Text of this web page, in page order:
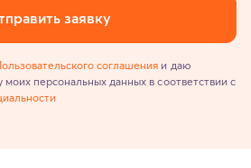
заявку
соглашения и даю
моих персональных данных в соответствии с